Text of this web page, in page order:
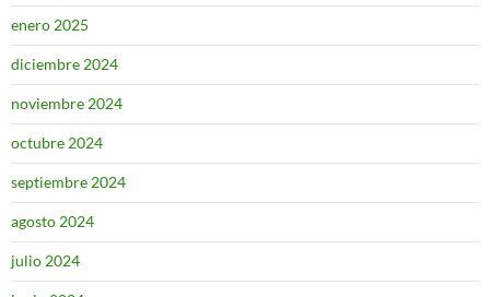
enero 2025
diciembre 2024
noviembre 2024
octubre 2024
septiembre 2024
agosto 2024
julio 2024